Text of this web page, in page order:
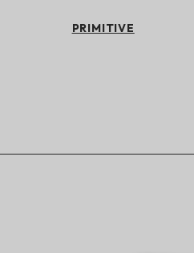
PRIMITIVE